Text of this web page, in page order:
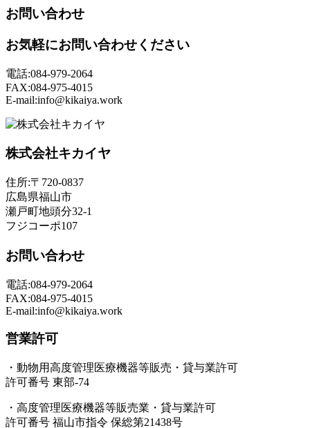
お問い合わせ
お気軽にお問い合わせください
電話:084-979-2064
FAX:084-975-4015
E-mail:info@kikaiya.work
株式会社キカイヤ
住所:〒720-0837
広島県福山市
瀬戸町地頭分32-1
フジコーポ107
お問い合わせ
電話:084-979-2064
FAX:084-975-4015
E-mail:info@kikaiya.work
営業許可
・動物用高度管理医療機器等販売・貸与業許可
許可番号 東部-74
・高度管理医療機器等販売業・貸与業許可
許可番号 福山市指令 保総第21438号